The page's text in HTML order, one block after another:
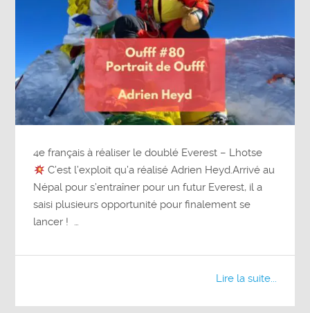
4e français à réaliser le doublé Everest – Lhotse
C’est l’exploit qu’a réalisé Adrien Heyd.Arrivé au
Népal pour s’entraîner pour un futur Everest, il a
saisi plusieurs opportunité pour finalement se
lancer ! …
Lire la suite...